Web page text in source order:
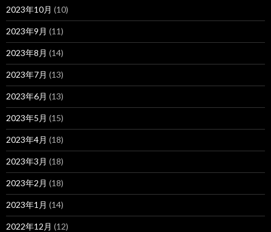
2023年10月 (10)
2023年9月 (11)
2023年8月 (14)
2023年7月 (13)
2023年6月 (13)
2023年5月 (15)
2023年4月 (18)
2023年3月 (18)
2023年2月 (18)
2023年1月 (14)
2022年12月 (12)